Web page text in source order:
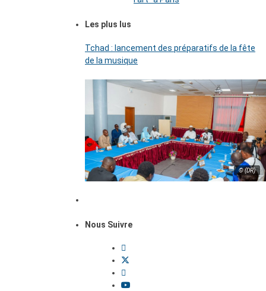
Les plus lus
Tchad : lancement des préparatifs de la fête
de la musique
© (DR)
Nous Suivre